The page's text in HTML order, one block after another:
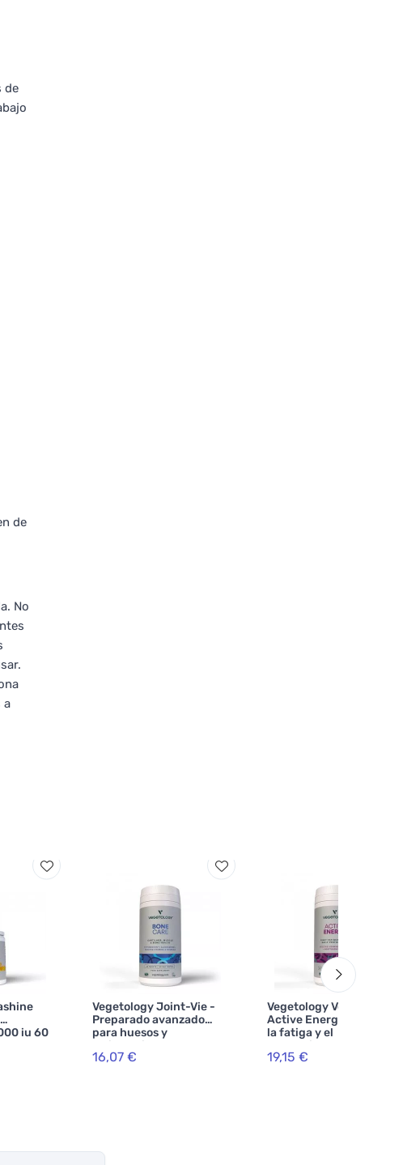
de
de
No
a
iu 60
Vegetology Joint-Vie -
Preparado avanzado
para huesos y
articulaciones 60
comprimidos
16,07 €
Vegetology Vegetology
Active Energy - Contra
la fatiga y el
agotamiento, 60
cápsulas
19,15 €